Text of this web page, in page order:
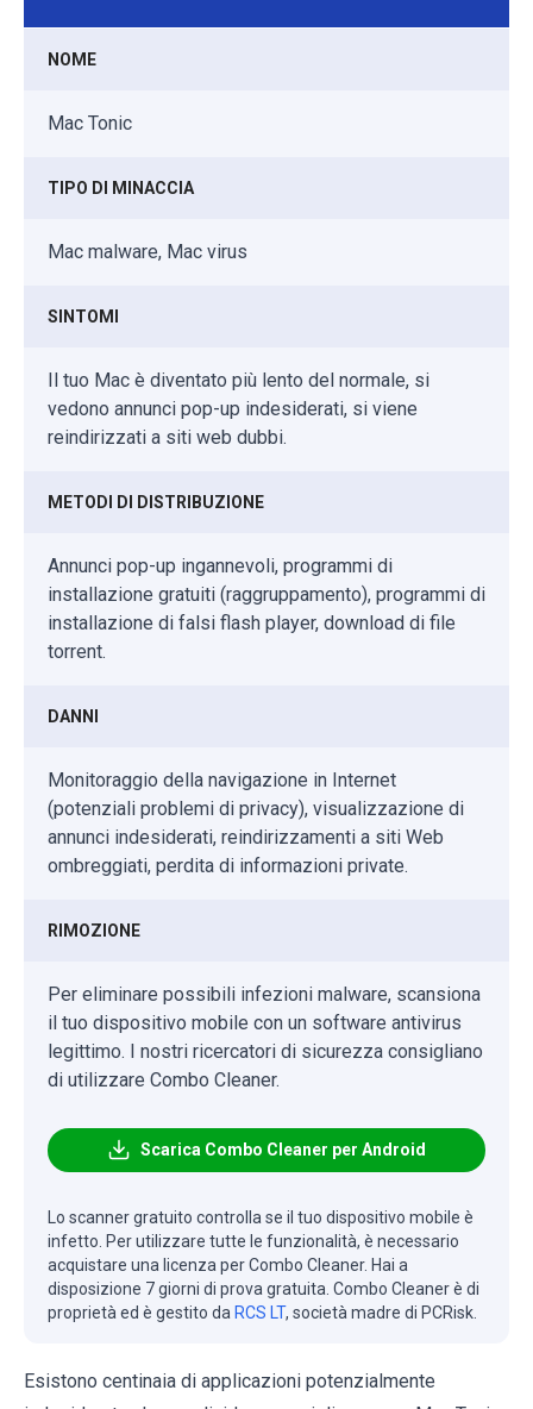
NOME
Mac Tonic
TIPO DI MINACCIA
Mac malware, Mac virus
SINTOMI
Il tuo Mac è diventato più lento del normale, si
vedono annunci pop-up indesiderati, si viene
reindirizzati a siti web dubbi.
METODI DI DISTRIBUZIONE
Annunci pop-up ingannevoli, programmi di
installazione gratuiti (raggruppamento), programmi di
installazione di falsi flash player, download di file
torrent.
DANNI
Monitoraggio della navigazione in Internet
(potenziali problemi di privacy), visualizzazione di
annunci indesiderati, reindirizzamenti a siti Web
ombreggiati, perdita di informazioni private.
RIMOZIONE
Per eliminare possibili infezioni malware, scansiona
il tuo dispositivo mobile con un software antivirus
legittimo. I nostri ricercatori di sicurezza consigliano
di utilizzare Combo Cleaner.
Scarica Combo Cleaner per Android
Lo scanner gratuito controlla se il tuo dispositivo mobile è
infetto. Per utilizzare tutte le funzionalità, è necessario
acquistare una licenza per Combo Cleaner. Hai a
disposizione 7 giorni di prova gratuita. Combo Cleaner è di
proprietà ed è gestito da RCS LT, società madre di PCRisk.
Esistono centinaia di applicazioni potenzialmente